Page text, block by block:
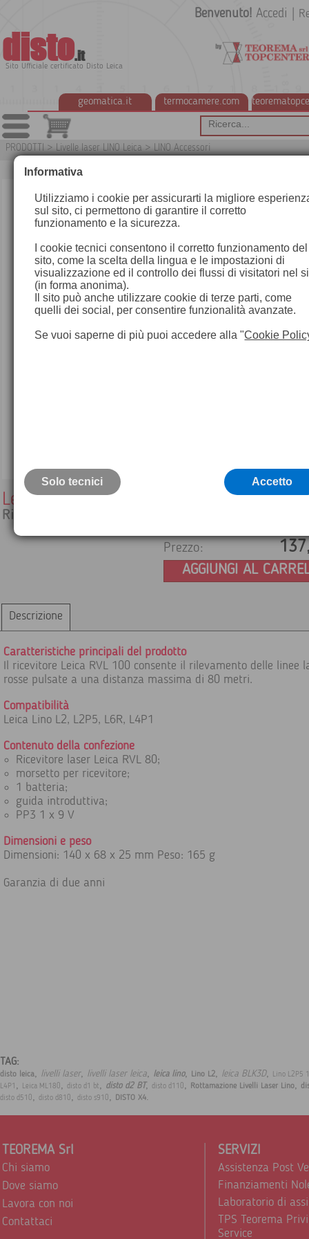
disto.it
Sito Ufficiale certificato Disto Leica
geomatica.it termocamere.com
Benvenuto! Accedi
PRODOTTI > Livelle laser LINO Leica > LINO Accessori
Leica RVL 80
Ricevitore laser
Prezzo:
AGGIUNGI AL
Descrizione
Caratteristiche principali del prodotto
Il ricevitore Leica RVL 100 consente il rilevamento delle linee
rosse pulsate a una distanza massima di 80 metri.
Compatibilità
Leica Lino L2, L2P5, L6R, L4P1
Contenuto della confezione
Ricevitore laser Leica RVL 80;
morsetto per ricevitore;
1 batteria;
guida introduttiva;
PP3 1 x 9 V
Dimensioni e peso
Dimensioni: 140 x 68 x 25 mm Peso: 165 g
Garanzia di due anni
TAG:
disto leica, livelli laser, livelli laser leica, leica lino, Lino L2, leica BLK3D,
Lino L2P5 1
L4P1 , Leica ML180, disto d1 bt, disto d2 BT, disto d110, Rottamazione Livelli Laser Lino,
disto d510, disto d810, disto s910, DISTO X4.
TEOREMA Srl
Chi siamo
Dove siamo
Lavora con noi
Contattaci
SERVIZI
Assistenza Post
Finanziamenti
Laboratorio di
TPS Teorema
Service
Informativa
Utilizziamo i cookie per assicurarti la migliore
sul sito, ci permettono di garantire il corretto
funzionamento e la sicurezza.
I cookie tecnici consentono il corretto funzionamento del
sito, come la scelta della lingua e le impostazioni di
visualizzazione ed il controllo dei flussi di visitatori nel
(in forma anonima).
Il sito può anche utilizzare cookie di terze parti, come
quelli dei social, per consentire funzionalità avanzate.
Se vuoi saperne di più puoi accedere alla "Cookie
Solo tecnici Accetto